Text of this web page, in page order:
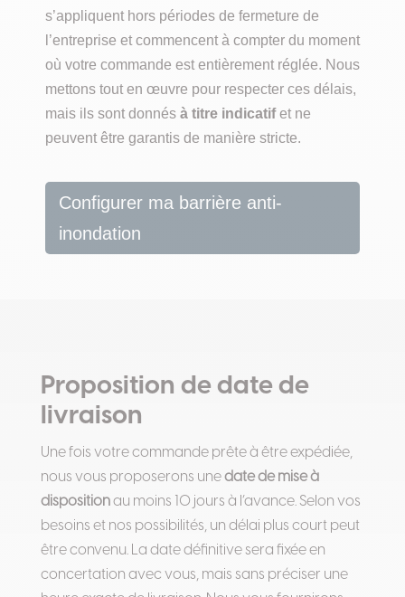
s’appliquent hors périodes de fermeture de
l’entreprise et commencent à compter du moment
où votre commande est entièrement réglée. Nous
mettons tout en œuvre pour respecter ces délais,
mais ils sont donnés à titre indicatifet ne
peuvent être garantis de manière stricte.
Configurer ma barrière anti-
inondation
Proposition de date de
livraison
Une fois votre commande prête à être expédiée,
nous vous proposerons unedate de mise à
dispositionau moins 10 jours à l’avance. Selon vos
besoins et nos possibilités, un délai plus court peut
être convenu. La date définitive sera fixée en
concertation avec vous, mais sans préciser une